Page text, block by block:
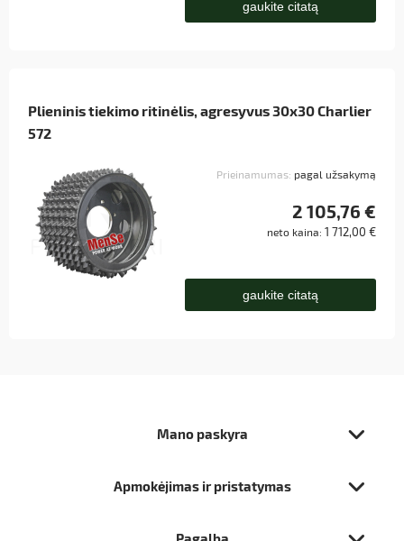
gaukite citatą
Plieninis tiekimo ritinėlis, agresyvus 30x30 Charlier
572
Prieinamumas: pagal užsakymą
2 105,76 €
neto kaina: 1 712,00 €
gaukite citatą
Mano paskyra
Apmokėjimas ir pristatymas